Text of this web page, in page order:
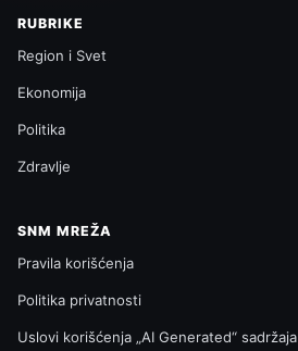
RUBRIKE
Region i Svet
Ekonomija
Politika
Zdravlje
SNM MREŽA
Pravila korišćenja
Politika privatnosti
Uslovi korišćenja „AI Generated“ sadržaja